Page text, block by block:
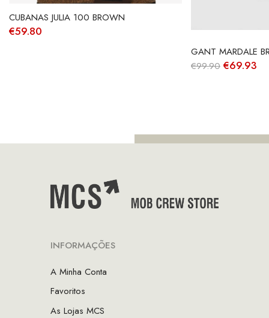
CUBANAS JULIA 100 BROWN
€59.80
GANT MARDALE
€99.90 O
€69.93
INFORMAÇÕES
A Minha Conta
Favoritos
As Lojas MCS